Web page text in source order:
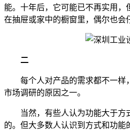
能。十年后，它可能已不再实用，
在抽屉或家中的橱窗里，偶尔也会
二
每个人对产品的需求都不一样
市场调研的原因之一。
当然，有些人认为功能大于方
的。但大多数人认识到方式和功能